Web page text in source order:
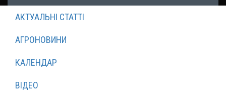
АКТУАЛЬНІ СТАТТІ
АГРОНОВИНИ
КАЛЕНДАР
ВІДЕО